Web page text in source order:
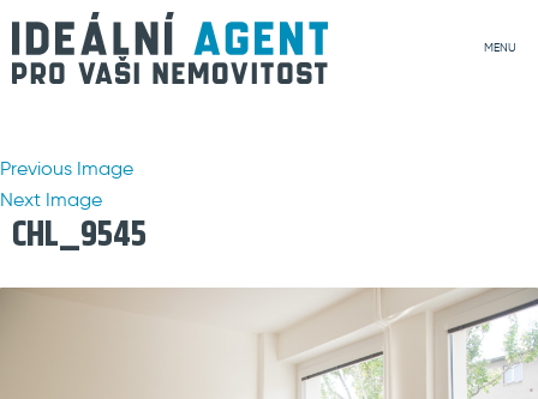
MENU
Previous Image
Next Image
CHL_9545